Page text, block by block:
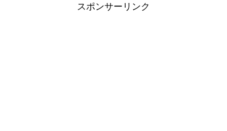
スポンサーリンク